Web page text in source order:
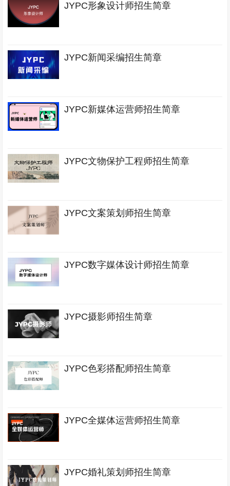
JYPC形象设计师招生简章
JYPC新闻采编招生简章
JYPC新媒体运营师招生简章
JYPC文物保护工程师招生简章
JYPC文案策划师招生简章
JYPC数字媒体设计师招生简章
JYPC摄影师招生简章
JYPC色彩搭配师招生简章
JYPC全媒体运营师招生简章
JYPC婚礼策划师招生简章